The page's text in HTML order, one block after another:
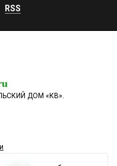
RSS
ДОМ «КВ».